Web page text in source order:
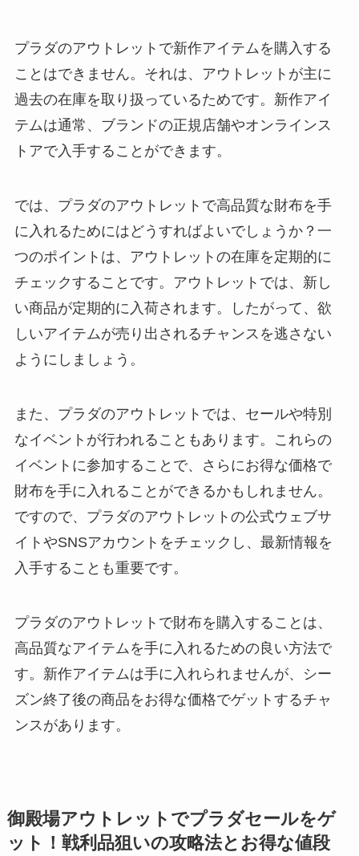
プラダのアウトレットで新作アイテムを購入する
ことはできません。それは、アウトレットが主に
過去の在庫を取り扱っているためです。新作アイ
テムは通常、ブランドの正規店舗やオンラインス
トアで入手することができます。
では、プラダのアウトレットで高品質な財布を手
に入れるためにはどうすればよいでしょうか？一
つのポイントは、アウトレットの在庫を定期的に
チェックすることです。アウトレットでは、新し
い商品が定期的に入荷されます。したがって、欲
しいアイテムが売り出されるチャンスを逃さない
ようにしましょう。
また、プラダのアウトレットでは、セールや特別
なイベントが行われることもあります。これらの
イベントに参加することで、さらにお得な価格で
財布を手に入れることができるかもしれません。
ですので、プラダのアウトレットの公式ウェブサ
イトやSNSアカウントをチェックし、最新情報を
入手することも重要です。
プラダのアウトレットで財布を購入することは、
高品質なアイテムを手に入れるための良い方法で
す。新作アイテムは手に入れられませんが、シー
ズン終了後の商品をお得な価格でゲットするチャ
ンスがあります。
御殿場アウトレットでプラダセールをゲ
ット！戦利品狙いの攻略法とお得な値段